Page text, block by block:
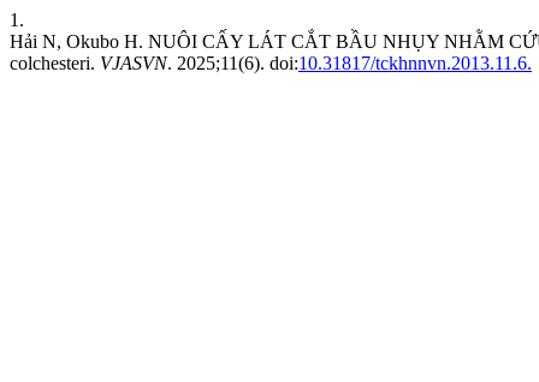
1.
Hải N, Okubo H. NUÔI CẤY LÁT CẮT BẦU NHỤY NHẰM
colchesteri. VJASVN. 2025;11(6). doi:10.31817/tckhnnvn.2013.11.6.